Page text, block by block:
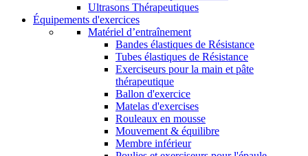
Ultrasons Thérapeutiques
Équipements d'exercices
Matériel d’entraînement
Bandes élastiques de Résistance
Tubes élastiques de Résistance
Exerciseurs pour la main et pâte
thérapeutique
Ballon d'exercice
Matelas d'exercises
Rouleaux en mousse
Mouvement & équilibre
Membre inférieur